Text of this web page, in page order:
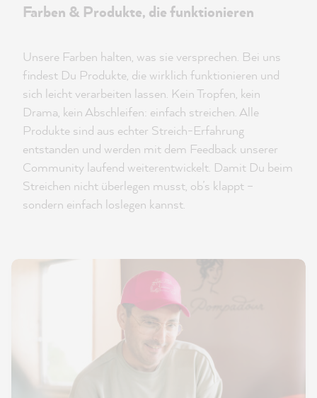
Farben & Produkte, die funktionieren
Unsere Farben halten, was sie versprechen. Bei uns
findest Du Produkte, die wirklich funktionieren und
sich leicht verarbeiten lassen. Kein Tropfen, kein
Drama, kein Abschleifen: einfach streichen. Alle
Produkte sind aus echter Streich-Erfahrung
entstanden und werden mit dem Feedback unserer
Community laufend weiterentwickelt. Damit Du beim
Streichen nicht überlegen musst, ob’s klappt –
sondern einfach loslegen kannst.